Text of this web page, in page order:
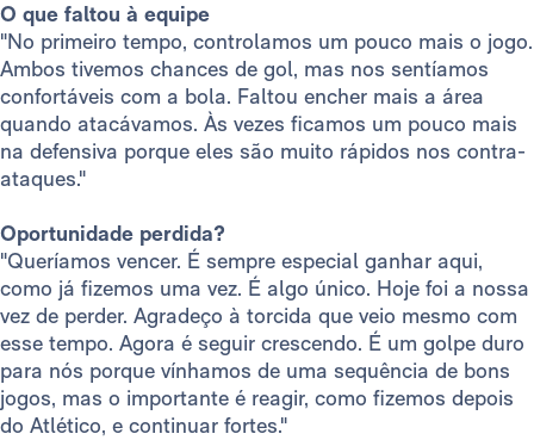
O que faltou à equipe
"No primeiro tempo, controlamos um pouco mais o jogo.
Ambos tivemos chances de gol, mas nos sentíamos
confortáveis com a bola. Faltou encher mais a área
quando atacávamos. Às vezes ficamos um pouco mais
na defensiva porque eles são muito rápidos nos contra-
ataques."
Oportunidade perdida?
"Queríamos vencer. É sempre especial ganhar aqui,
como já fizemos uma vez. É algo único. Hoje foi a nossa
vez de perder. Agradeço à torcida que veio mesmo com
esse tempo. Agora é seguir crescendo. É um golpe duro
para nós porque vínhamos de uma sequência de bons
jogos, mas o importante é reagir, como fizemos depois
do Atlético, e continuar fortes."